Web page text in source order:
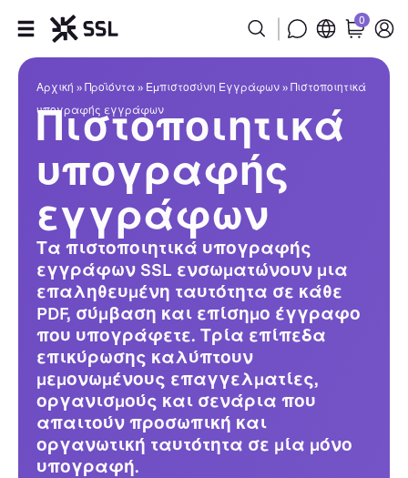
Προϊόντα
Βιομηχανία
Συνεργάτες
Εταιρεία
Υποστήριξη
0
Πιστοποιητικά υπογραφής
Αρχική » Προϊόντα » Εμπιστοσύνη Εγγράφων » Πιστοποιητικά
υπογραφής εγγράφων
Πιστοποιητικά
υπογραφής
εγγράφων
Τα πιστοποιητικά υπογραφής
εγγράφων SSL ενσωματώνουν μια
επαληθευμένη ταυτότητα σε κάθε
PDF, σύμβαση και επίσημο έγγραφο
που υπογράφετε. Τρία επίπεδα
επικύρωσης καλύπτουν
μεμονωμένους επαγγελματίες,
οργανισμούς και σενάρια που
απαιτούν προσωπική και
οργανωτική ταυτότητα σε μία μόνο
υπογραφή.